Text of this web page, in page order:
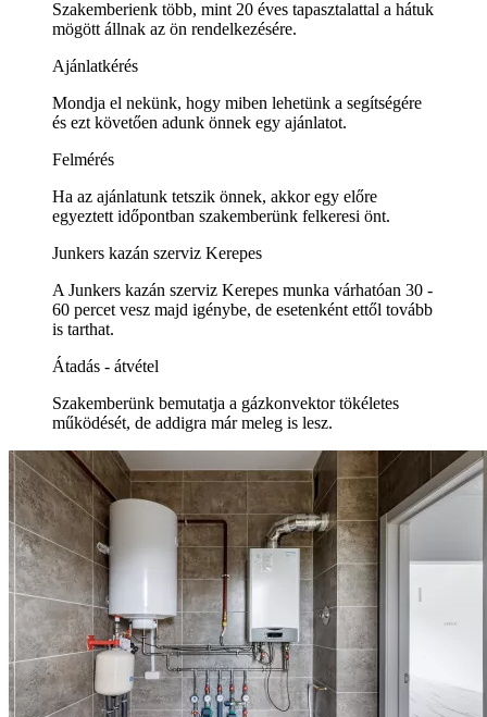
Szakemberienk több, mint 20 éves tapasztalattal a hátuk
mögött állnak az ön rendelkezésére.
Ajánlatkérés
Mondja el nekünk, hogy miben lehetünk a segítségére
és ezt követően adunk önnek egy ajánlatot.
Felmérés
Ha az ajánlatunk tetszik önnek, akkor egy előre
egyeztett időpontban szakemberünk felkeresi önt.
Junkers kazán szerviz Kerepes
A Junkers kazán szerviz Kerepes munka várhatóan 30 -
60 percet vesz majd igénybe, de esetenként ettől tovább
is tarthat.
Átadás - átvétel
Szakemberünk bemutatja a gázkonvektor tökéletes
működését, de addigra már meleg is lesz.